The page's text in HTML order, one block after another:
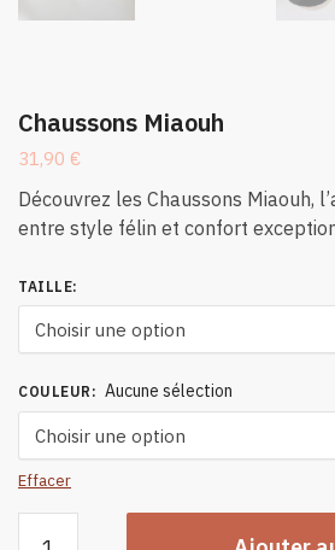
Chaussons Miaouh
31,90 €
Découvrez les Chaussons Miaouh,
entre style félin et confort
TAILLE:
COULEUR : Aucune sélection
Effacer